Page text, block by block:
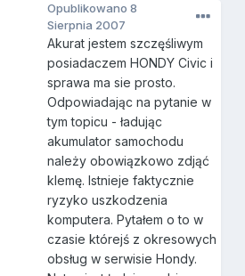
Opublikowano8
Sierpnia 2007
Akurat jestem szczęśliwym
posiadaczem HONDY Civic i
sprawa ma sie prosto.
Odpowiadając na pytanie w
tym topicu - ładując
akumulator samochodu
należy obowiązkowo zdjąć
klemę. Istnieje faktycznie
ryzyko uszkodzenia
komputera. Pytałem o to w
czasie którejś z okresowych
obsług w serwisie Hondy.